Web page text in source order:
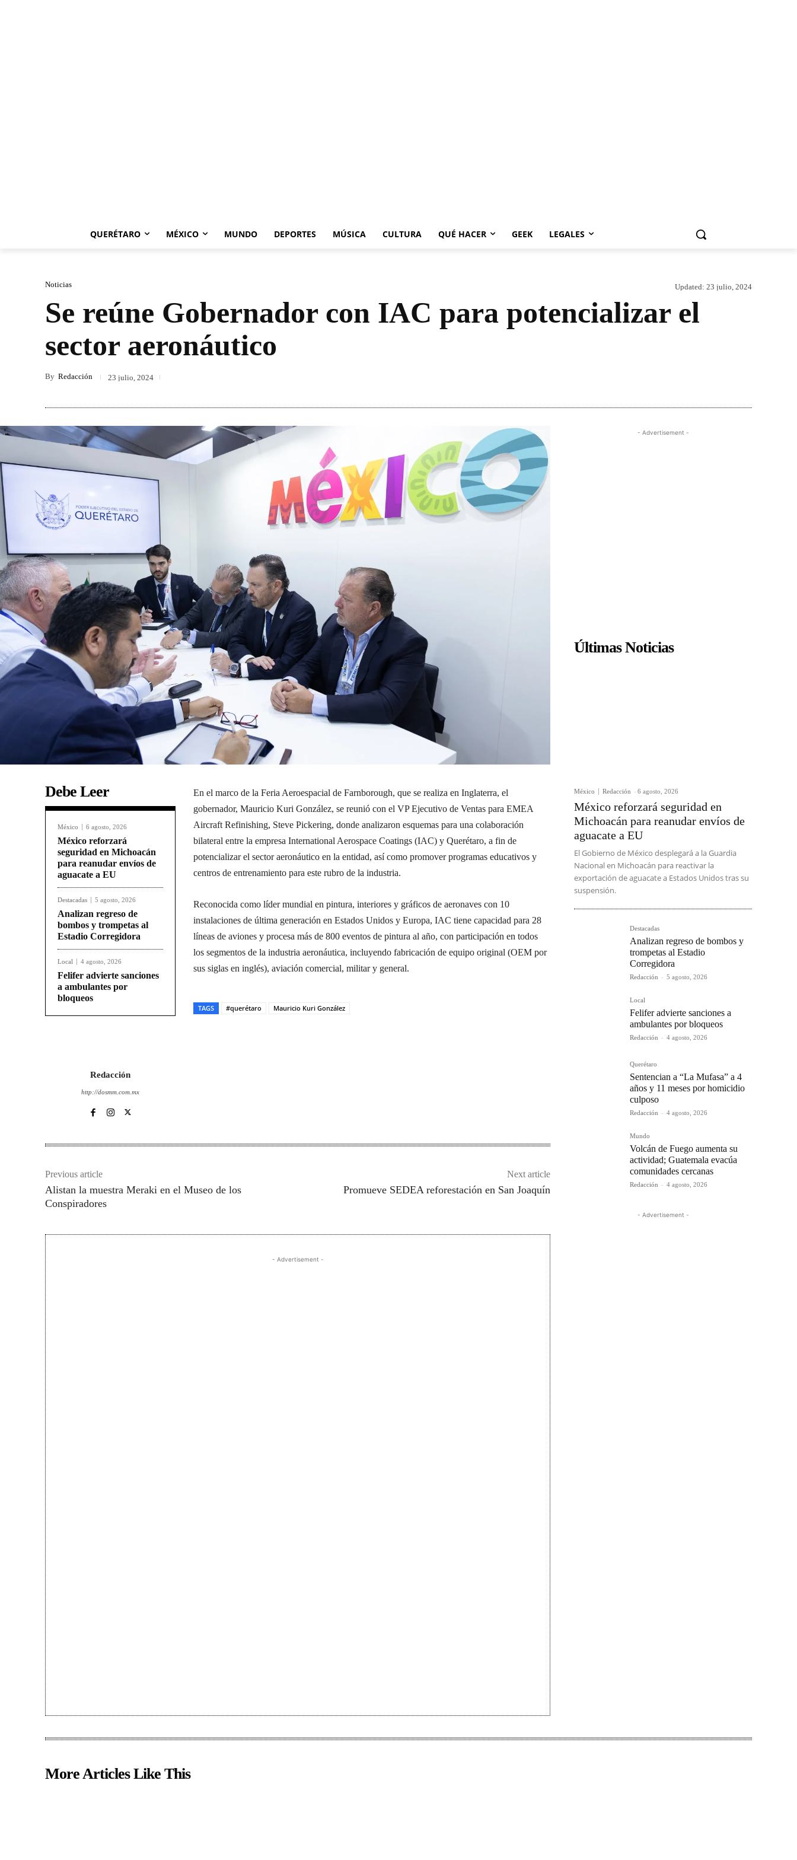
QUERÉTARO MÉXICO MUNDO DEPORTES MÚSICA CULTURA QUÉ HACER GEEK LEGALES
Noticias Updated: 23 julio, 2024
Se reúne Gobernador con IAC para potencializar el
sector aeronáutico
By Redacción 23 julio, 2024
Debe Leer
México 6 agosto, 2026
México reforzará
seguridad en Michoacán
para reanudar envíos de
aguacate a EU
Destacadas 5 agosto, 2026
Analizan regreso de
bombos y trompetas al
Estadio Corregidora
Local 4 agosto, 2026
Felifer advierte sanciones
a ambulantes por
bloqueos
Redacción
http://dosmm.com.mx
En el marco de la Feria Aeroespacial de Farnborough, que se realiza en Inglaterra, el
gobernador, Mauricio Kuri González, se reunió con el VP Ejecutivo de Ventas para EMEA
Aircraft Refinishing, Steve Pickering, donde analizaron esquemas para una colaboración
bilateral entre la empresa International Aerospace Coatings (IAC) y Querétaro, a fin de
potencializar el sector aeronáutico en la entidad, así como promover programas educativos y
centros de entrenamiento para este rubro de la industria.
Reconocida como líder mundial en pintura, interiores y gráficos de aeronaves con 10
instalaciones de última generación en Estados Unidos y Europa, IAC tiene capacidad para 28
líneas de aviones y procesa más de 800 eventos de pintura al año, con participación en todos
los segmentos de la industria aeronáutica, incluyendo fabricación de equipo original (OEM por
sus siglas en inglés), aviación comercial, militar y general.
TAGS #querétaro Mauricio Kuri González
Previous article
Alistan la muestra Meraki en el Museo de los
Conspiradores
Next article
Promueve SEDEA reforestación en San Joaquín
- Advertisement -
- Advertisement -
Últimas Noticias
México Redacción - 6 agosto, 2026
México reforzará seguridad en
Michoacán para reanudar envíos de
aguacate a EU
El Gobierno de México desplegará a la Guardia
Nacional en Michoacán para reactivar la
exportación de aguacate a Estados Unidos tras su
suspensión.
Destacadas
Analizan regreso de bombos y
trompetas al Estadio
Corregidora
Redacción - 5 agosto, 2026
Local
Felifer advierte sanciones a
ambulantes por bloqueos
Redacción - 4 agosto, 2026
Querétaro
Sentencian a “La Mufasa” a 4
años y 11 meses por homicidio
culposo
Redacción - 4 agosto, 2026
Mundo
Volcán de Fuego aumenta su
actividad; Guatemala evacúa
comunidades cercanas
Redacción - 4 agosto, 2026
- Advertisement -
More Articles Like This